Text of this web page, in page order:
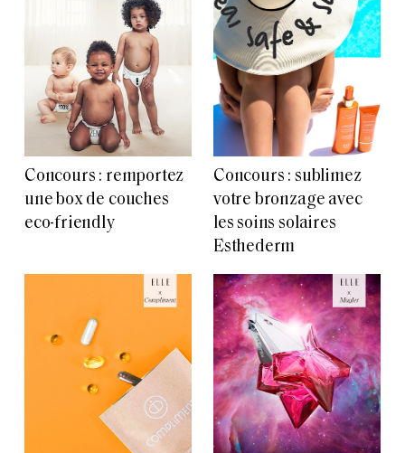
Concours : remportez
une box de couches
eco-friendly
Concours : sublimez
votre bronzage avec
les soins solaires
Esthederm